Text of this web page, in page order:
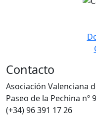
Contacto
Asociación Valenciana
Paseo de la Pechina nº
(+34) 96 391 17 26